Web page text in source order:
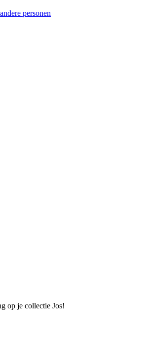
personen
op je collectie Jos!